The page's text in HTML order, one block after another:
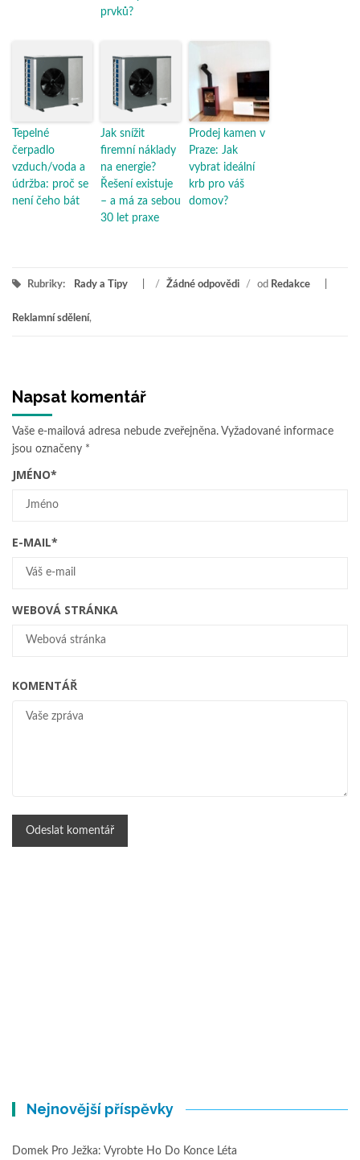
prvků?
Tepelné
čerpadlo
vzduch/voda a
údržba: proč se
není čeho bát
Jak snížit
firemní náklady
na energie?
Řešení existuje
– a má za sebou
30 let praxe
Prodej kamen v
Praze: Jak
vybrat ideální
krb pro váš
domov?
Rubriky: Rady a Tipy / Žádné odpovědi / od Redakce
Reklamní sdělení,
Napsat komentář
Vaše e-mailová adresa nebude zveřejněna. Vyžadované informace
jsou označeny *
JMÉNO*
E-MAIL*
WEBOVÁ STRÁNKA
KOMENTÁŘ
Nejnovější příspěvky
Domek Pro Ježka: Vyrobte Ho Do Konce Léta